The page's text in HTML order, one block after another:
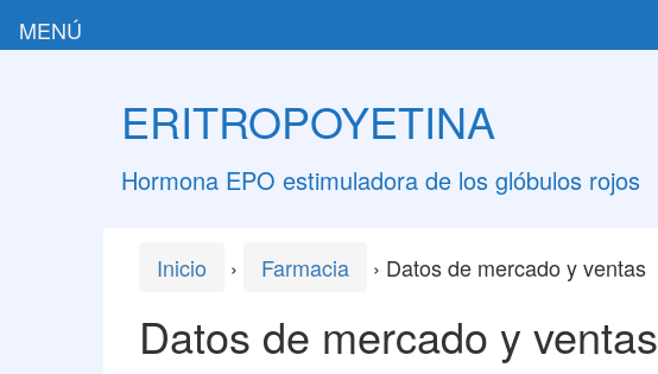
ERITROPOYETINA
Hormona EPO estimuladora de los glóbulos rojos
Inicio › Farmacia › Datos de mercado y ventas
Datos de mercado y ventas
MENÚ